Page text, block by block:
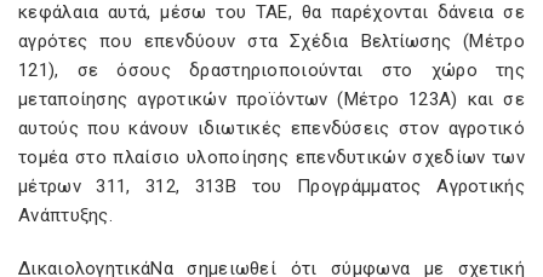
κεφάλαια αυτά, μέσω του ΤΑΕ, θα παρέχονται δάνεια σε
αγρότες που επενδύουν στα Σχέδια Βελτίωσης (Μέτρο
121), σε όσους δραστηριοποιούνται στο χώρο της
μεταποίησης αγροτικών προϊόντων (Μέτρο 123Α) και σε
αυτούς που κάνουν ιδιωτικές επενδύσεις στον αγροτικό
τομέα στο πλαίσιο υλοποίησης επενδυτικών σχεδίων των
μέτρων 311, 312, 313Β του Προγράμματος Αγροτικής
Ανάπτυξης.
ΔικαιολογητικάΝα σημειωθεί ότι σύμφωνα με σχετική